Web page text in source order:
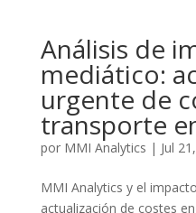
Análisis de
mediático:
urgente de
transporte
por MMI Analytics | Jul
MMI Analytics y el
actualización de costes